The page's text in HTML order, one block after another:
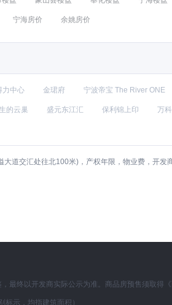
宁海房价 余姚房价
力中心 金珺府 宁波帝宝 The River ONE
的云巢 盛元东江汇 保利锦上印 万
道交汇处往北100米)，产权年限，物业费，开发
最终以开发商实际公示为准。商品房预售须取得
示，均指建筑面积）